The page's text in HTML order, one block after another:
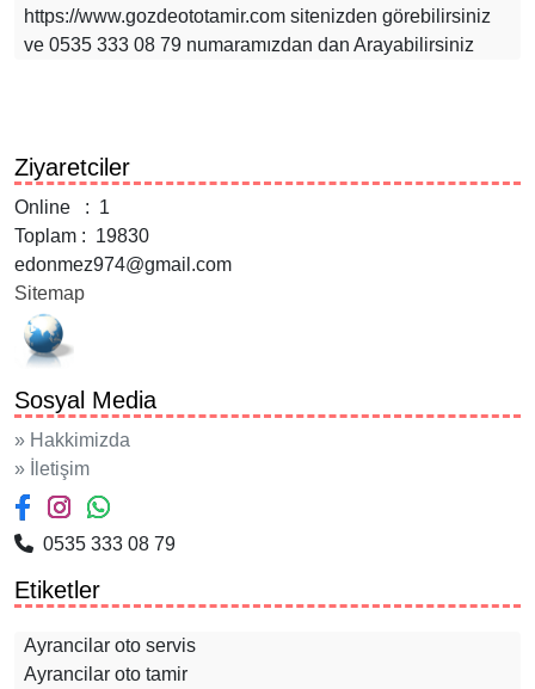
https://www.gozdeototamir.com sitenizden görebilirsiniz
ve 0535 333 08 79 numaramızdan dan Arayabilirsiniz
Ziyaretciler
Online : 1
Toplam : 19830
edonmez974@gmail.com
Sitemap
Sosyal Media
» Hakkimizda
» İletişim
0535 333 08 79
Etiketler
Ayrancilar oto servis
Ayrancilar oto tamir